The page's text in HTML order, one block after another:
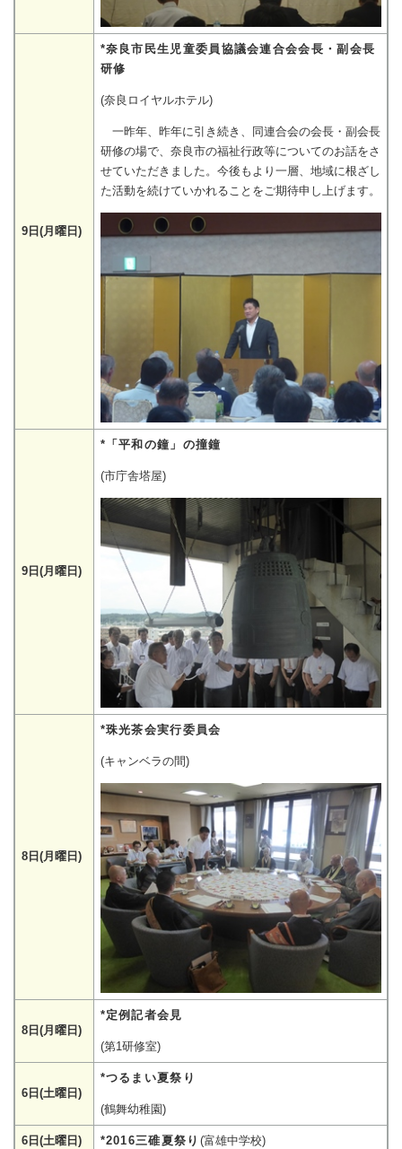
9日(月曜日)
*奈良市民生児童委員協議会連合会会長・副会長
研修
(奈良ロイヤルホテル)
一昨年、昨年に引き続き、同連合会の会長・副会長
研修の場で、奈良市の福祉行政等についてのお話をさ
せていただきました。今後もより一層、地域に根ざし
た活動を続けていかれることをご期待申し上げます。
9日(月曜日)
*「平和の鐘」の撞鐘
(市庁舎塔屋)
8日(月曜日)
*珠光茶会実行委員会
(キャンベラの間)
8日(月曜日)
*定例記者会見
(第1研修室)
6日(土曜日)
*つるまい夏祭り
(鶴舞幼稚園)
6日(土曜日) *2016三碓夏祭り (富雄中学校)